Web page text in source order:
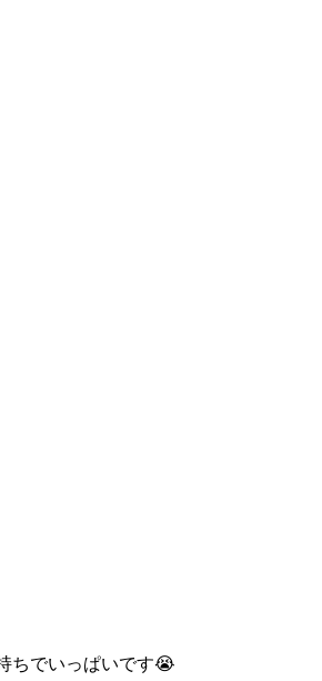
ちでいっぱいです😭